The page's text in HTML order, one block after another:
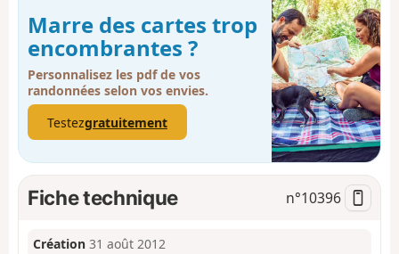
i
o
n
Marre des cartes trop
encombrantes ?
Personnalisez les pdf de vos
randonnées selon vos envies.
Testezgratuitement
Fiche technique n°10396
Création 31 août 2012